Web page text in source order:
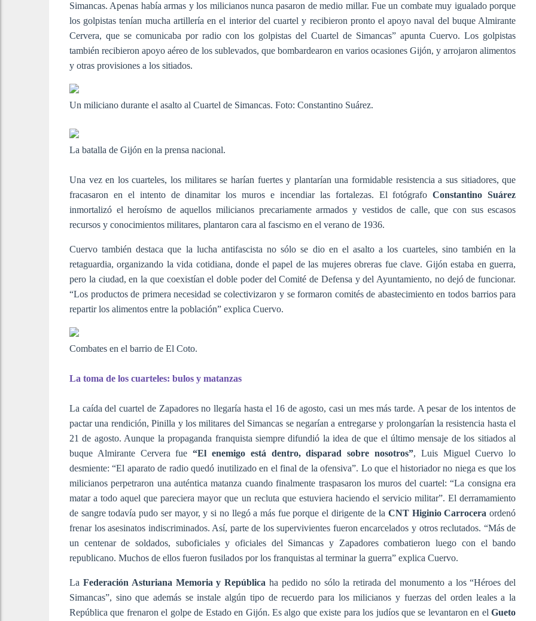
Simancas. Apenas había armas y los milicianos nunca pasaron de medio millar. Fue un combate muy igualado porque
los golpistas tenían mucha artillería en el interior del cuartel y recibieron pronto el apoyo naval del buque Almirante
Cervera, que se comunicaba por radio con los golpistas del Cuartel de Simancas” apunta Cuervo. Los golpistas
también recibieron apoyo aéreo de los sublevados, que bombardearon en varios ocasiones Gijón, y arrojaron alimentos
y otras provisiones a los sitiados.
Un miliciano durante el asalto al Cuartel de Simancas. Foto: Constantino Suárez.
La batalla de Gijón en la prensa nacional.
Una vez en los cuarteles, los militares se harían fuertes y plantarían una formidable resistencia a sus sitiadores, que
fracasaron en el intento de dinamitar los muros e incendiar las fortalezas. El fotógrafoConstantino Suárez
inmortalizó el heroísmo de aquellos milicianos precariamente armados y vestidos de calle, que con sus escasos
recursos y conocimientos militares, plantaron cara al fascismo en el verano de 1936.
Cuervo también destaca que la lucha antifascista no sólo se dio en el asalto a los cuarteles, sino también en la
retaguardia, organizando la vida cotidiana, donde el papel de las mujeres obreras fue clave. Gijón estaba en guerra,
pero la ciudad, en la que coexistían el doble poder del Comité de Defensa y del Ayuntamiento, no dejó de funcionar.
“Los productos de primera necesidad se colectivizaron y se formaron comités de abastecimiento en todos barrios para
repartir los alimentos entre la población” explica Cuervo.
Combates en el barrio de El Coto.
La toma de los cuarteles: bulos y matanzas
La caída del cuartel de Zapadores no llegaría hasta el 16 de agosto, casi un mes más tarde. A pesar de los intentos de
pactar una rendición, Pinilla y los militares del Simancas se negarían a entregarse y prolongarían la resistencia hasta el
21 de agosto. Aunque la propaganda franquista siempre difundió la idea de que el último mensaje de los sitiados al
buque Almirante Cervera fue “El enemigo está dentro, disparad sobre nosotros”, Luis Miguel Cuervo lo
desmiente: “El aparato de radio quedó inutilizado en el final de la ofensiva”. Lo que el historiador no niega es que los
milicianos perpetraron una auténtica matanza cuando finalmente traspasaron los muros del cuartel: “La consigna era
matar a todo aquel que pareciera mayor que un recluta que estuviera haciendo el servicio militar”. El derramamiento
de sangre todavía pudo ser mayor, y si no llegó a más fue porque el dirigente de laCNT Higinio Carrocera ordenó
frenar los asesinatos indiscriminados. Así, parte de los supervivientes fueron encarcelados y otros reclutados. “Más de
un centenar de soldados, suboficiales y oficiales del Simancas y Zapadores combatieron luego con el bando
republicano. Muchos de ellos fueron fusilados por los franquistas al terminar la guerra” explica Cuervo.
La Federación Asturiana Memoria y República ha pedido no sólo la retirada del monumento a los “Héroes del
Simancas”, sino que además se instale algún tipo de recuerdo para los milicianos y fuerzas del orden leales a la
República que frenaron el golpe de Estado en Gijón. Es algo que existe para los judíos que se levantaron en elGueto